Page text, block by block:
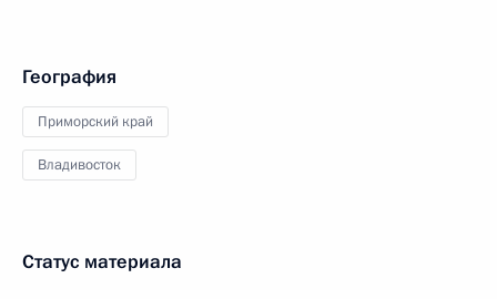
География
Приморский край
Владивосток
Статус материала